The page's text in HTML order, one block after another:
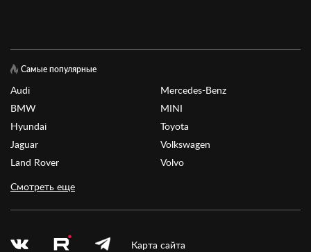
Самые популярные
Audi
BMW
Hyundai
Jaguar
Land Rover
Mercedes-Benz
MINI
Toyota
Volkswagen
Volvo
Смотреть еще
Карта сайта